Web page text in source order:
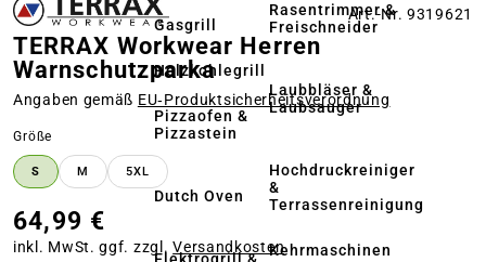
Gasgrill
Holzkohlegrill
Pizzaofen &
Pizzastein
Dutch Oven
Elektrogrill &
Rasentrimmer &
Freischneider
Laubbläser &
Laubsauger
Hochdruckreiniger
&
Terrassenreinigung
Kehrmaschinen
Art.-Nr. 9319621
TERRAX Workwear Herren
Warnschutzparka
Angaben gemäß EU‑Produktsicherheitsverordnung
Größe
S M 5XL
64,99 €
inkl. MwSt. ggf. zzgl.Versandkosten